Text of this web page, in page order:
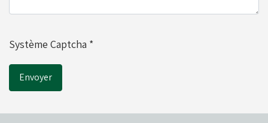
Système Captcha *
Envoyer